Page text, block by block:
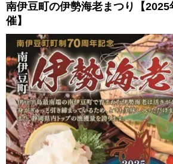
南伊豆町の伊勢海老まつり【2025
催】